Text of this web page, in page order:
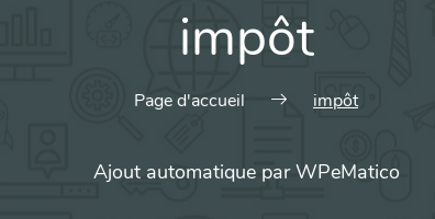
impôt
Page d'accueil impôt
Ajout automatique par WPeMatico